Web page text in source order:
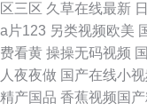
区三区 久草在线最新
a片123 另类视频欧美
费看黄 操操无码视频
人夜夜做 国产在线小
精产国品 香蕉视频国